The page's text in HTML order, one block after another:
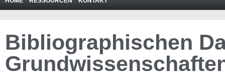
Bibliographischen